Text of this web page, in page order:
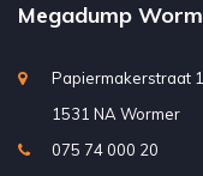
Megadump
Papiermakerstraat 1
1531 NA Wormer
075 74 000 20